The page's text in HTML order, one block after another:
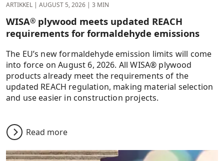
ARTIKKEL | AUGUST 5, 2026 | 3 MIN
WISA® plywood meets updated REACH
requirements for formaldehyde emissions
The EU’s new formaldehyde emission limits will come
into force on August 6, 2026. All WISA® plywood
products already meet the requirements of the
updated REACH regulation, making material selection
and use easier in construction projects.
Read more